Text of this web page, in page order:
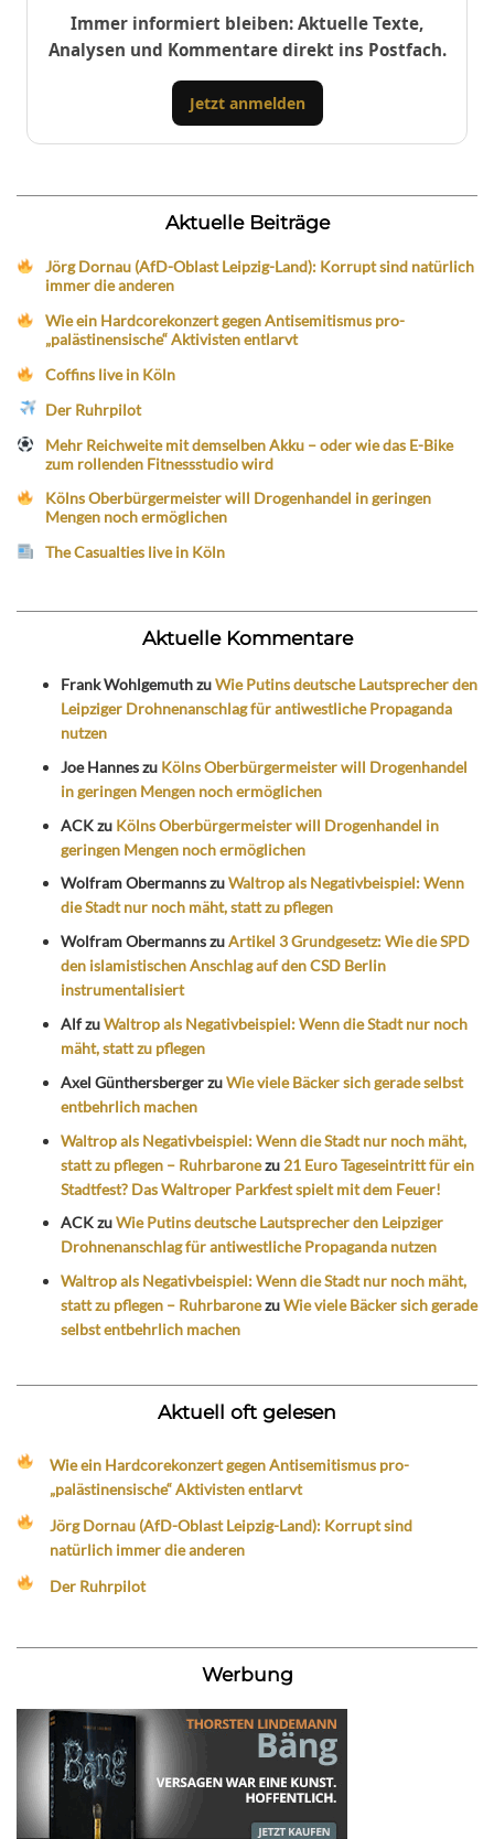
Immer informiert bleiben: Aktuelle Texte,
Analysen und Kommentare direkt ins Postfach.
Jetzt anmelden
Aktuelle Beiträge
Jörg Dornau (AfD-Oblast Leipzig-Land): Korrupt sind natürlich
immer die anderen
Wie ein Hardcorekonzert gegen Antisemitismus pro-
„palästinensische“ Aktivisten entlarvt
Coffins live in Köln
Der Ruhrpilot
Mehr Reichweite mit demselben Akku – oder wie das E-Bike
zum rollenden Fitnessstudio wird
Kölns Oberbürgermeister will Drogenhandel in geringen
Mengen noch ermöglichen
The Casualties live in Köln
Aktuelle Kommentare
Frank WohlgemuthzuWie Putins deutsche Lautsprecher den
Leipziger Drohnenanschlag für antiwestliche Propaganda
nutzen
Joe Hanneszu Kölns Oberbürgermeister will Drogenhandel
in geringen Mengen noch ermöglichen
ACKzu Kölns Oberbürgermeister will Drogenhandel in
geringen Mengen noch ermöglichen
Wolfram ObermannszuWaltrop als Negativbeispiel: Wenn
die Stadt nur noch mäht, statt zu pflegen
Wolfram ObermannszuArtikel 3 Grundgesetz: Wie die SPD
den islamistischen Anschlag auf den CSD Berlin
instrumentalisiert
AlfzuWaltrop als Negativbeispiel: Wenn die Stadt nur noch
mäht, statt zu pflegen
Axel GünthersbergerzuWie viele Bäcker sich gerade selbst
entbehrlich machen
Waltrop als Negativbeispiel: Wenn die Stadt nur noch mäht,
statt zu pflegen – Ruhrbaronezu 21 Euro Tageseintritt für ein
Stadtfest? Das Waltroper Parkfest spielt mit dem Feuer!
ACKzuWie Putins deutsche Lautsprecher den Leipziger
Drohnenanschlag für antiwestliche Propaganda nutzen
Waltrop als Negativbeispiel: Wenn die Stadt nur noch mäht,
statt zu pflegen – RuhrbaronezuWie viele Bäcker sich gerade
selbst entbehrlich machen
Aktuell oft gelesen
Wie ein Hardcorekonzert gegen Antisemitismus pro-
„palästinensische“ Aktivisten entlarvt
Jörg Dornau (AfD-Oblast Leipzig-Land): Korrupt sind
natürlich immer die anderen
Der Ruhrpilot
Werbung